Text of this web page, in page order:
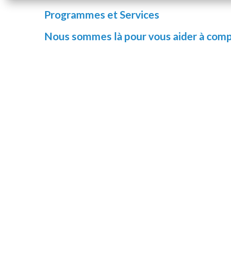
Programmes et Services
Nous sommes là pour vous aider à